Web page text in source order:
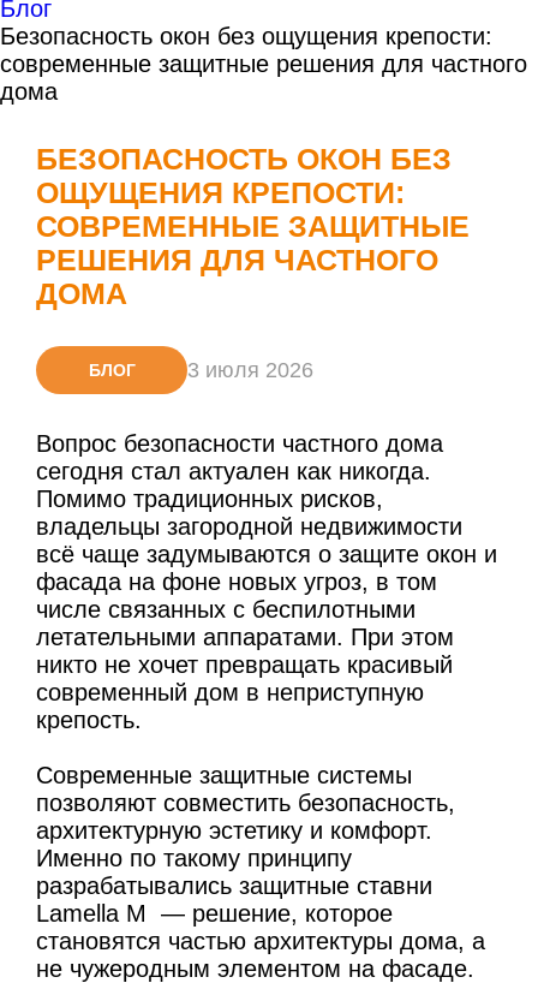
Блог
Безопасность окон без ощущения крепости:
современные защитные решения для частного
дома
БЕЗОПАСНОСТЬ ОКОН БЕЗ
ОЩУЩЕНИЯ КРЕПОСТИ:
СОВРЕМЕННЫЕ ЗАЩИТНЫЕ
РЕШЕНИЯ ДЛЯ ЧАСТНОГО
ДОМА
БЛОГ 3 июля 2026
Вопрос безопасности частного дома
сегодня стал актуален как никогда.
Помимо традиционных рисков,
владельцы загородной недвижимости
всё чаще задумываются о защите окон и
фасада на фоне новых угроз, в том
числе связанных с беспилотными
летательными аппаратами. При этом
никто не хочет превращать красивый
современный дом в неприступную
крепость.
Современные защитные системы
позволяют совместить безопасность,
архитектурную эстетику и комфорт.
Именно по такому принципу
разрабатывались защитные ставни
Lamella M — решение, которое
становятся частью архитектуры дома, а
не чужеродным элементом на фасаде.